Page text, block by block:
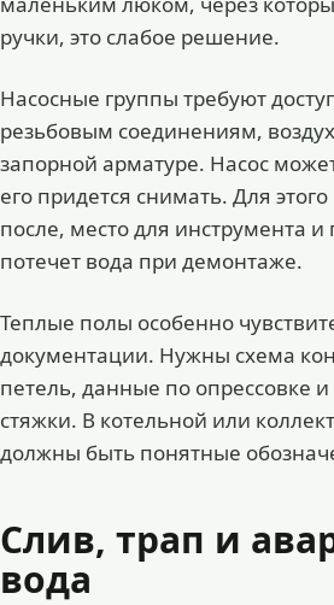
ручки, это слабое решение.
Насосные группы требуют
резьбовым соединениям,
запорной арматуре. Насос
его придется снимать. Для
после, место для инструмента
потечет вода при демонтаже.
Теплые полы особенно
документации. Нужны схема
петель, данные по опрессовке
стяжки. В котельной или
должны быть понятные
Слив, трап и
вода